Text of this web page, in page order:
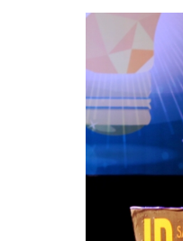
TS.
Viện Kinh
"Có
đầu